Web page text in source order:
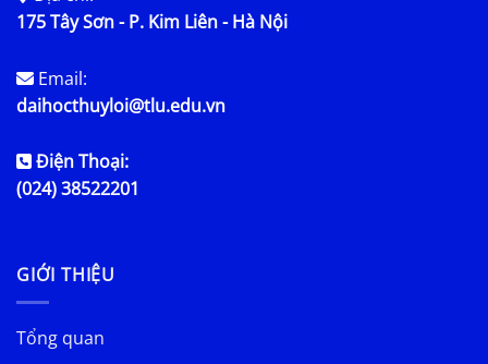
175 Tây Sơn - P. Kim Liên - Hà Nội
Email:
daihocthuyloi@tlu.edu.vn
Điện Thoại:
(024) 38522201
GIỚI THIỆU
Tổng quan